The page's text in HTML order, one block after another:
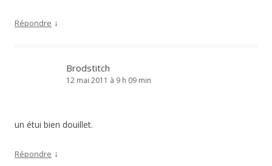
Répondre ↓
Brodstitch
12 mai 2011 à 9 h 09 min
un étui bien douillet.
Répondre ↓